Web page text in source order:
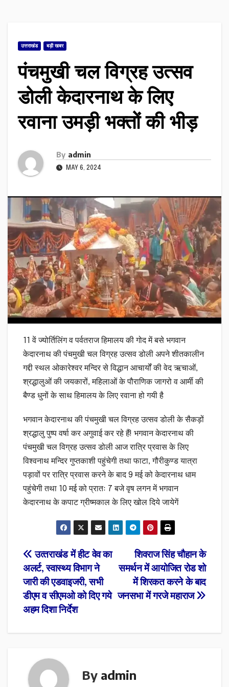
उत्तराखंड बड़ी खबर
पंचमुखी चल विग्रह उत्सव
डोली केदारनाथ के लिए
रवाना उमड़ी भक्तों की भीड़
By admin
MAY 6, 2024
11 वें ज्योर्तिलिंग व पर्वतराज हिमालय की गोद में बसे भगवान
केदारनाथ की पंचमुखी चल विग्रह उत्सव डोली अपने शीतकालीन
गद्दी स्थल ओकारेश्वर मन्दिर से विद्धान आचार्यों की वेद ऋचाओं,
श्रद्धालुओं की जयकारों, महिलाओं के पौराणिक जागरो व आर्मी की
बैण्ड धुनों के साथ हिमालय के लिए रवाना हो गयी है
भगवान केदारनाथ की पंचमुखी चल विग्रह उत्सव डोली के सैकड़ों
श्रद्धालु पुष्प वर्षा कर अगुवाई कर रहे हैं! भगवान केदारनाथ की
पंचमुखी चल विग्रह उत्सव डोली आज रात्रि प्रवास के लिए
विश्वनाथ मन्दिर गुप्तकाशी पहुंचेगी तथा फाटा, गौरीकुण्ड यात्रा
पड़ावों पर रात्रि प्रवास करने के बाद 9 मई को केदारनाथ धाम
पहुंचेगी तथा 10 मई को प्रातः 7 बजे वृष लगन में भगवान
केदारनाथ के कपाट ग्रीष्मकाल के लिए खोल दिये जायेगें
Post
navigation
शिवराज सिंह चौहान के
समर्थन में आयोजित रोड शो
में शिरकत करने के बाद
जनसभा में गरजे महाराज
उत्‍तराखंड में हीट वेव का
अलर्ट, स्वास्थ्य विभाग ने
जारी की एडवाइजरी, सभी
डीएम व सीएमओ को दिए गये
अहम दिशा निर्देश
By admin